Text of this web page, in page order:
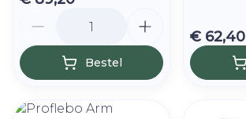
Bestel
€ 62,40